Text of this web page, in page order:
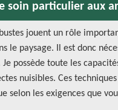
soin particulier aux
jouent un rôle
le paysage. Il est donc
possède toute les
nuisibles. Ces
selon les exigences que